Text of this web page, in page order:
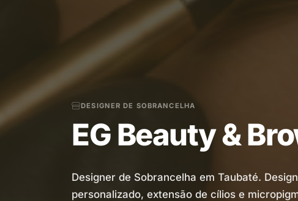
DESIGNER DE SOBRANCELHA
EG Beauty &
Designer de Sobrancelha em Taubaté.
personalizado, extensão de cílios e